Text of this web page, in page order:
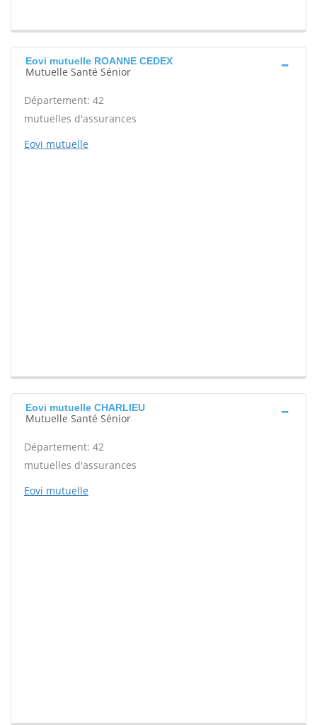
Eovi mutuelle ROANNE CEDEX
Mutuelle Santé Sénior
Département: 42
mutuelles d'assurances
Eovi mutuelle
Eovi mutuelle CHARLIEU
Mutuelle Santé Sénior
Département: 42
mutuelles d'assurances
Eovi mutuelle